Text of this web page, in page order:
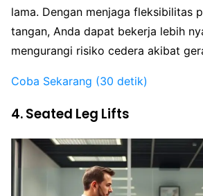
lama. Dengan menjaga fleksibilitas
tangan, Anda dapat bekerja lebih
mengurangi risiko cedera akibat
Coba Sekarang (30 detik)
4. Seated Leg Lifts